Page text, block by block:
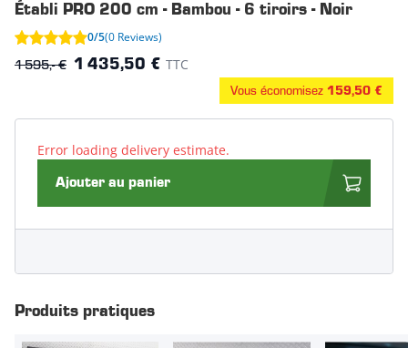
Établi PRO 200 cm - Bambou - 6 tiroirs - Noir
0/5(0 Reviews)
1 595,- € 1 435,50 € TTC
Vous économisez 159,50 €
Error loading delivery estimate.
Ajouter au panier
Produits pratiques